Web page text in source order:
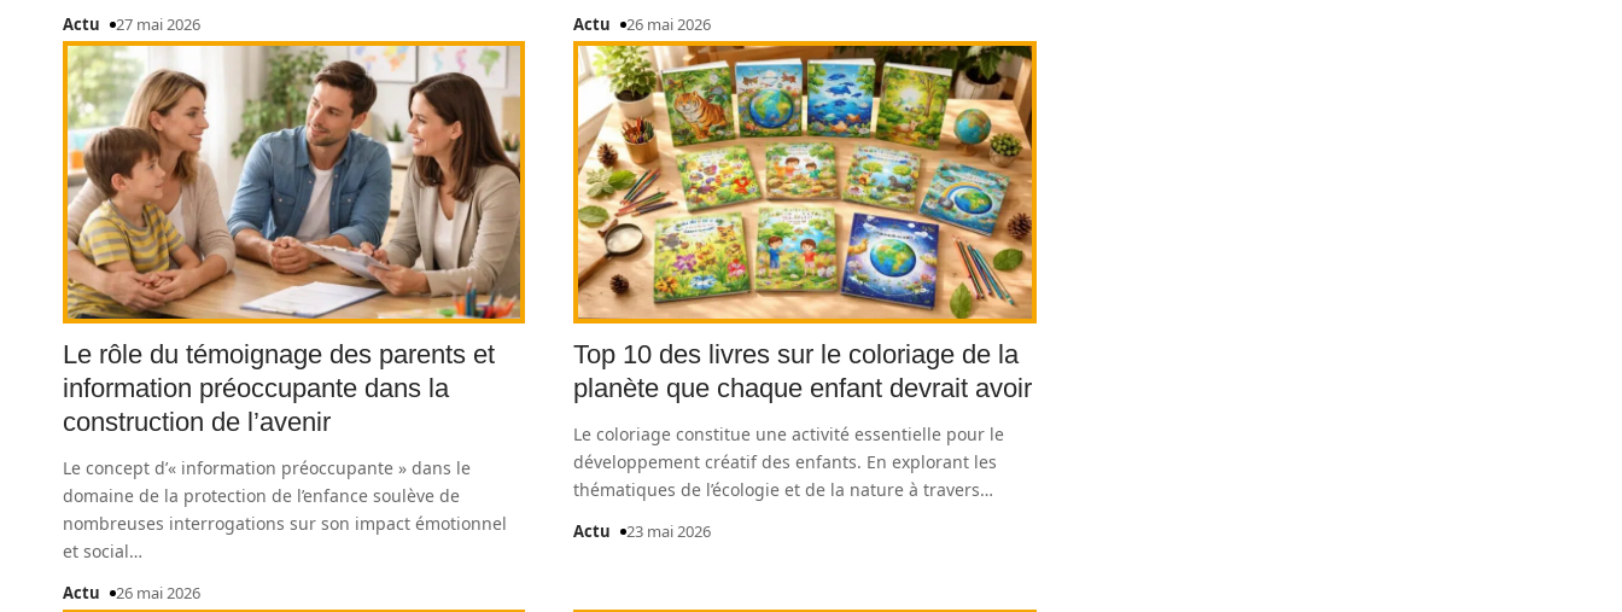
Actu 27 mai 2026 Actu 26 mai 2026
Le rôle du témoignage des parents et
information préoccupante dans la
construction de l’avenir
Le concept d’« information préoccupante » dans le
domaine de la protection de l’enfance soulève de
nombreuses interrogations sur son impact émotionnel
et social…
Actu 26 mai 2026
Top 10 des livres sur le coloriage de la
planète que chaque enfant devrait avoir
Le coloriage constitue une activité essentielle pour le
développement créatif des enfants. En explorant les
thématiques de l’écologie et de la nature à travers…
Actu 23 mai 2026